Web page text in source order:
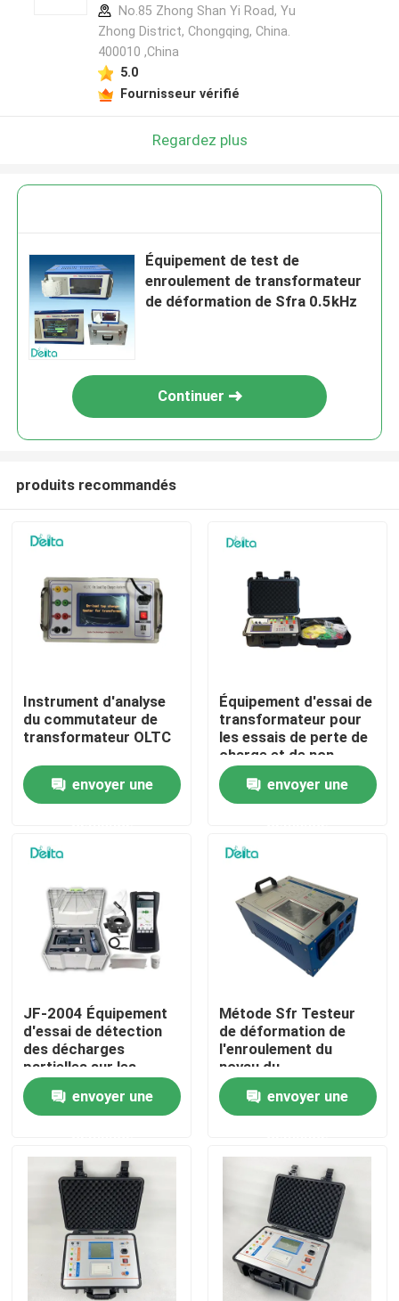
À la maison
Vidéos
À propos de nous
Visite de l'usine
Contrôle de la qualité
Demandez un devis
Équipement d'essai électrique
Matériel d'essai au feu
No.85 Zhong Shan Yi Road, Yu
Zhong District, Chongqing, China.
400010 ,China
5.0
Fournisseur vérifié
Regardez plus
Équipement de test de
enroulement de transformateur
de déformation de Sfra 0.5kHz
Continuer
produits recommandés
Instrument d'analyse
du commutateur de
transformateur OLTC
envoyer une
Équipement d'essai de
transformateur pour
les essais de perte de
charge et de non-
perte de charge du
transformateur KFZ
envoyer une
JF-2004 Équipement
d'essai de détection
des décharges
partielles sur les
lignes de transport
envoyer une
Métode Sfr Testeur
de déformation de
l'enroulement du
noyau du
transformateur SFRA
envoyer une